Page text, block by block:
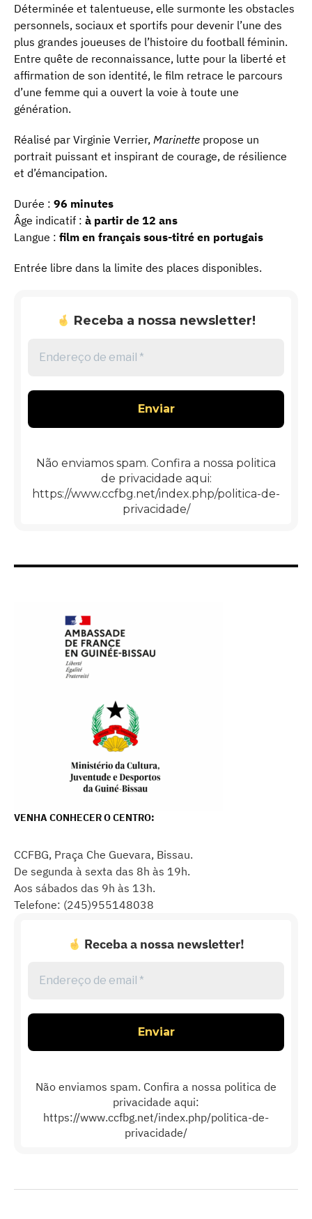
Déterminée et talentueuse, elle surmonte les obstacles
personnels, sociaux et sportifs pour devenir l’une des
plus grandes joueuses de l’histoire du football féminin.
Entre quête de reconnaissance, lutte pour la liberté et
affirmation de son identité, le film retrace le parcours
d’une femme qui a ouvert la voie à toute une
génération.
Réalisé par Virginie Verrier, Marinette propose un
portrait puissant et inspirant de courage, de résilience
et d’émancipation.
Durée : 96 minutes
Âge indicatif : à partir de 12 ans
Langue : film en français sous-titré en portugais
Entrée libre dans la limite des places disponibles.
Receba a nossa newsletter!
de
*
Não enviamos spam. Confira a nossa politica
de privacidade aqui:
https://www.ccfbg.net/index.php/politica-de-
privacidade/
VENHA CONHECER O CENTRO:
CCFBG, Praça Che Guevara, Bissau.
De segunda à sexta das 8h às 19h.
Aos sábados das 9h às 13h.
Telefone: (245)955148038
Receba a nossa newsletter!
de
*
Não enviamos spam. Confira a nossa politica de
privacidade aqui:
https://www.ccfbg.net/index.php/politica-de-
privacidade/